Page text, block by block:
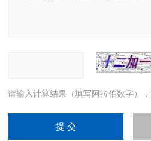
请输入计算结果（填写阿拉伯数字）